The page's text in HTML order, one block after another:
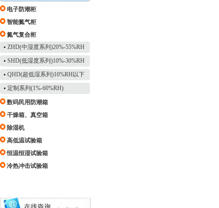
电子防潮柜
智能氮气柜
氮气复合柜
ZHD(中湿度系列)20%-55%RH
SHD(低湿度系列)10%-30%RH
QHD(超低湿系列)10%RH以下
定制系列(1%-60%RH)
数码民用防潮箱
干燥箱、真空箱
除湿机
高低温试验箱
恒温恒湿试验箱
冷热冲击试验箱